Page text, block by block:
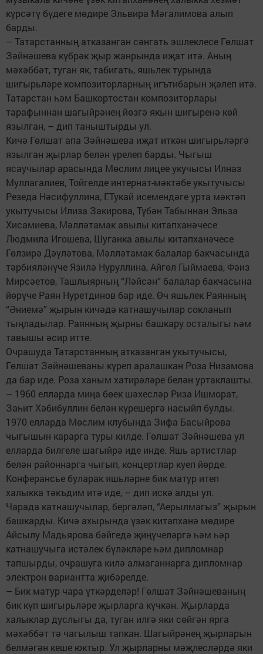
күрсәтү бүдеге мөдире Эльвира Мәгалимова алып
барды.
– Татарстанның атказанган сәнгать эшлеклесе Гөлшат
Зәйнәшева күбрәк җыр жанрында иҗат итә. Аның
мәхәббәт, туган як, табигать, яшьлек турында
шигырьләре композиторларның игътибарын җәлеп итә.
Татарстан һәм Башкортостан композиторлары
тарафыннан шагыйрәнең йөзгә якын шигыренә көй
язылган, – дип таныштырды ул.
Кичә Гөлшат апа Зәйнәшева иҗат иткән шигырьләргә
язылган җырлар белән үрелеп барды. Чыгыш
ясаучылар арасында Мөслим лицее укучысы Илназ
Муллагалиев, Тойгелде интернат-мәктәбе укытучысы
Резеда Нәсифуллина, Г.Тукай исемендәге урта мәктәп
укытучысы Илиза Закирова, Түбән Табыннан Эльза
Хисамиева, Мәлләтамак авылы китапханәчесе
Людмила Игошева, Шуганка авылы китапханәчесе
Гөлзирә Дәүләтова, Мәлләтамак балалар бакчасында
тәрбияләнүче Язилә Нуруллина, Айгөл Гыймаева, Фәиз
Мирсәетов, Ташлыярның “Ләйсән” балалар бакчасына
йөрүче Раян Нуретдинов бар иде. Өч яшьлек Раянның
“Әниемә” җырын кичәдә катнашучылар сокланып
тыңладылар. Раянның җырны башкару осталыгы һәм
тавышы әсир итте.
Очрашуда Татарстанның атказанган укытучысы,
Гөлшат Зәйнәшеваны күреп аралашкан Роза Низамова
да бар иде. Роза ханым хатирәләре белән уртаклашты.
– 1960 елларда миңа бөек шәхесләр Риза Ишморат,
Заһит Хәбибуллин белән күрешергә насыйп булды.
1970 елларда Мөслим клубында Зифа Басыйрова
чыгышын карарга туры килде. Гөлшат Зәйнәшева ул
елларда билгеле шагыйрә иде инде. Яшь артистлар
белән районнарга чыгып, концертлар куеп йөрде.
Конферансье буларак яшьләрне бик матур итеп
халыкка тәкъдим итә иде, – дип искә алды ул.
Чарада катнашучылар, бергәләп, “Аерылмагыз” җырын
башкарды. Кичә ахырында үзәк китапханә мөдире
Айсылу Мадьярова бәйгедә җиңүчеләргә һәм һәр
катнашучыга истәлек бүләкләре һәм дипломнар
тапшырды, очрашуга килә алмаганнарга дипломнар
электрон вариантта җибәрелде.
– Бик матур чара үткәрделәр! Гөлшат Зәйнәшеваның
бик күп шигырьләре җырларга күчкән. Җырларда
халыклар дуслыгы да, туган илгә яки сөйгән ярга
мәхәббәт тә чагылыш тапкан. Шагыйрәнең җырларын
белмәгән кеше юктыр. Ул җырларны мәҗлесләрдә яки